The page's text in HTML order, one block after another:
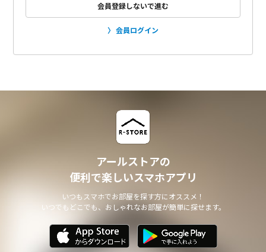
会員登録しないで進む
会員ログイン
アールストアの
便利で楽しいスマホアプリ
いつもスマホでお部屋を探す方にオススメ！
いつでもどこでも、おしゃれなお部屋が簡単に探せます。